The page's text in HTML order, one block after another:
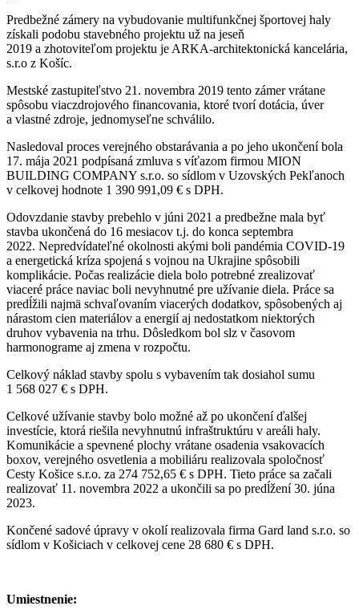
Predbežné zámery na vybudovanie multifunkčnej športovej haly
získali podobu stavebného projektu už na jeseň
2019 a zhotoviteľom projektu je ARKA-architektonická kancelária,
s.r.o z Košíc.
Mestské zastupiteľstvo 21. novembra 2019 tento zámer vrátane
spôsobu viaczdrojového financovania, ktoré tvorí dotácia, úver
a vlastné zdroje, jednomyseľne schválilo.
Nasledoval proces verejného obstarávania a po jeho ukončení bola
17. mája 2021 podpísaná zmluva s víťazom firmou MION
BUILDING COMPANY s.r.o. so sídlom v Uzovských Pekľanoch
v celkovej hodnote 1 390 991,09 € s DPH.
Odovzdanie stavby prebehlo v júni 2021 a predbežne mala byť
stavba ukončená do 16 mesiacov t.j. do konca septembra
2022. Nepredvídateľné okolnosti akými boli pandémia COVID-19
a energetická kríza spojená s vojnou na Ukrajine spôsobili
komplikácie. Počas realizácie diela bolo potrebné zrealizovať
viaceré práce naviac boli nevyhnutné pre užívanie diela. Práce sa
predĺžili najmä schvaľovaním viacerých dodatkov, spôsobených aj
nárastom cien materiálov a energií aj nedostatkom niektorých
druhov vybavenia na trhu. Dôsledkom bol slz v časovom
harmonograme aj zmena v rozpočtu.
Celkový náklad stavby spolu s vybavením tak dosiahol sumu
1 568 027 € s DPH.
Celkové užívanie stavby bolo možné až po ukončení ďalšej
investície, ktorá riešila nevyhnutnú infraštruktúru v areáli haly.
Komunikácie a spevnené plochy vrátane osadenia vsakovacích
boxov, verejného osvetlenia a mobiliáru realizovala spoločnosť
Cesty Košice s.r.o. za 274 752,65 € s DPH. Tieto práce sa začali
realizovať 11. novembra 2022 a ukončili sa po predĺžení 30. júna
2023.
Končené sadové úpravy v okolí realizovala firma Gard land s.r.o. so
sídlom v Košiciach v celkovej cene 28 680 € s DPH.
Umiestnenie: